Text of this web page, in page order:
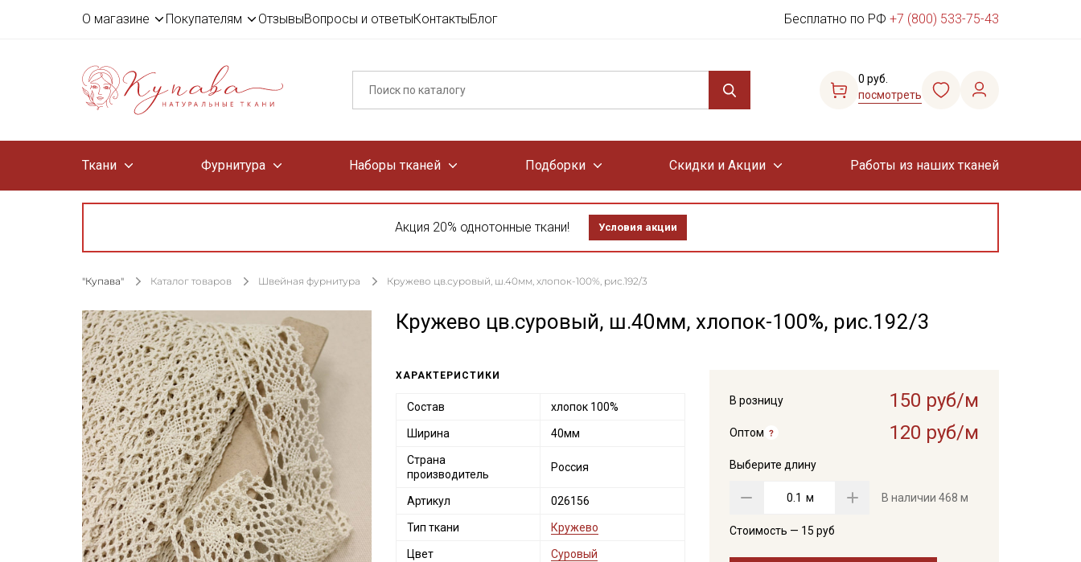
О магазине Покупателям ОтзывыВопросы и ответыКонтактыБлог Бесплатно по РФ +7 (800) 533-75-43
0 руб.
посмотреть
Ткани Фурнитура Наборы тканей Подборки Скидки и Акции Работы из наших тканей
Акция 20% однотонные ткани! Условия акции
"Купава" Каталог товаров Швейная фурнитура Кружево цв.суровый, ш.40мм, хлопок-100%, рис.192/3
Кружево цв.суровый, ш.40мм, хлопок-100%, рис.192/3
В розницу 150 руб/м
Оптом 120 руб/м
Выберите длину
м В наличии 468 м
Стоимость — 15 руб
ХАРАКТЕРИСТИКИ
Состав хлопок 100%
Ширина 40мм
Страна
производитель
Россия
Артикул 026156
Тип ткани Кружево
Цвет Суровый